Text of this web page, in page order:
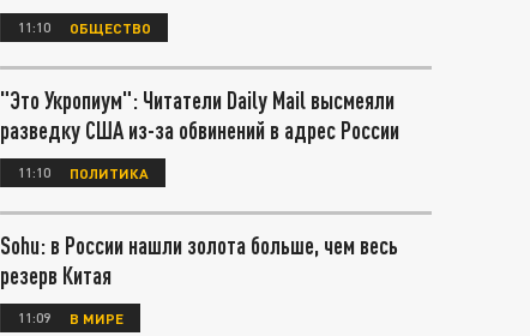
11:10 ОБЩЕСТВО
"Это Укропиум": Читатели Daily Mail высмеяли
разведку США из-за обвинений в адрес России
11:10 ПОЛИТИКА
Sohu: в России нашли золота больше, чем весь
резерв Китая
11:09 В МИРЕ